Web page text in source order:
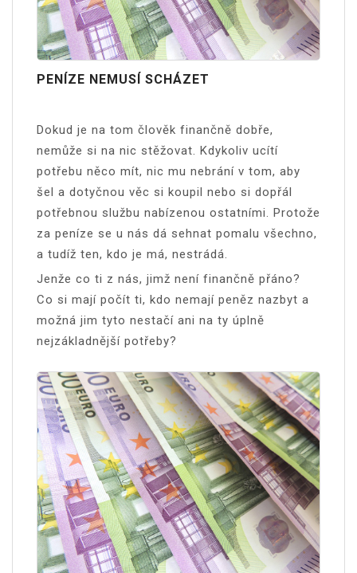
PENÍZE NEMUSÍ SCHÁZET
Dokud je na tom člověk finančně dobře,
nemůže si na nic stěžovat. Kdykoliv ucítí
potřebu něco mít, nic mu nebrání v tom, aby
šel a dotyčnou věc si koupil nebo si dopřál
potřebnou službu nabízenou ostatními. Protože
za peníze se u nás dá sehnat pomalu všechno,
a tudíž ten, kdo je má, nestrádá.
Jenže co ti z nás, jimž není finančně přáno?
Co si mají počít ti, kdo nemají peněz nazbyt a
možná jim tyto nestačí ani na ty úplně
nejzákladnější potřeby?